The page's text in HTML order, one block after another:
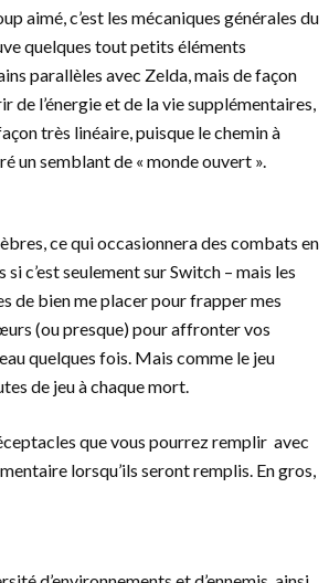
aimé, c’est les mécaniques générales du
quelques tout petits éléments
parallèles avec Zelda, mais de façon
de l’énergie et de la vie supplémentaires,
très linéaire, puisque le chemin à
un semblant de « monde ouvert ».
ce qui occasionnera des combats en
c’est seulement sur Switch – mais les
de bien me placer pour frapper mes
(ou presque) pour affronter vos
quelques fois. Mais comme le jeu
de jeu à chaque mort.
que vous pourrez remplir avec
lorsqu’ils seront remplis. En gros,